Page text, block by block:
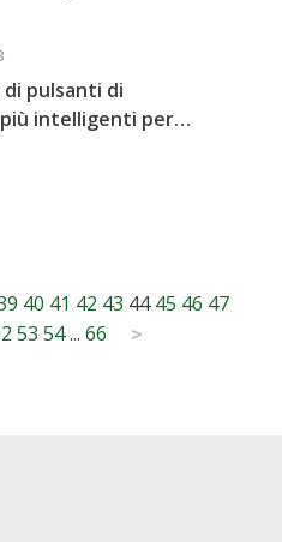
pulsanti di
intelligenti per
40 41 42 43 44 45 46 47
53 54 ... 66 >